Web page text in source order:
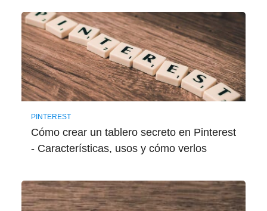
PINTEREST
Cómo crear un tablero secreto en Pinterest
- Características, usos y cómo verlos